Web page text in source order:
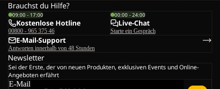
Brauchst du Hilfe?
09:00 - 17:00
Kostenlose Hotline
00800 - 965 375 46
00:00 - 24:00
Live-Chat
Starte ein Gespräch
E-Mail-Support
Antworten innerhalb von 48 Stunden
Newsletter
Sei der Erste, der von neuen Produkten, exklusiven Events und Online-
Angeboten erfährt
E-Mail